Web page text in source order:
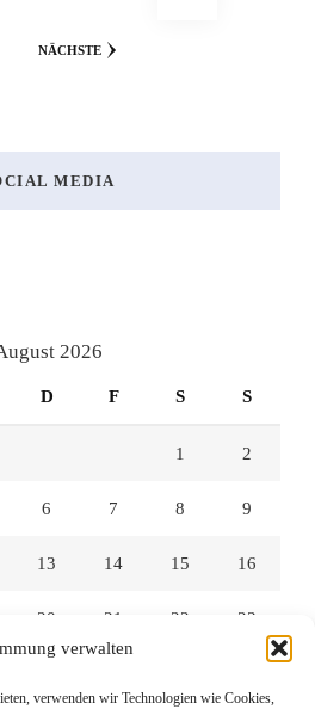
verwalten
verwenden wir Technologien wie Cookies,
NÄCHSTE
MEDIA
2026
D F S S
1 2
6 7 8 9
13 14 15 16
20 21 22 23